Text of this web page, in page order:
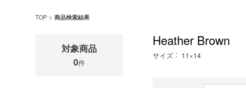
TOP 商品検索結果
対象商品
0件
Heather Brown
サイズ 11×14